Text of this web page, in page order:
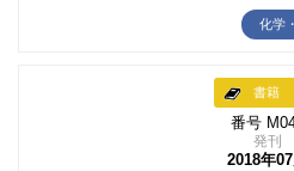
化学
書籍
番号
発刊
2018年07